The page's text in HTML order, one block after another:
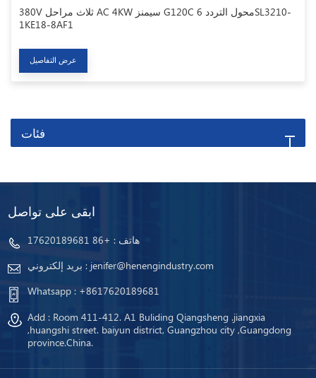
380V ثلاث مراحل AC 4KW سيمنز G120C محول التردد 6SL3210-
1KE18-8AF1
عرض التفاصيل
فئات
ابقى على تواصل
هاتف : +86 17620189681
بريد إلكتروني : jenifer@henengindustry.com
Whatsapp : +8617620189681
Add : Room 411-412. A1 Buliding Qiangsheng .jiangxia
,huangshi street. baiyun district, Guangzhou city ,Guangdong
province.China.